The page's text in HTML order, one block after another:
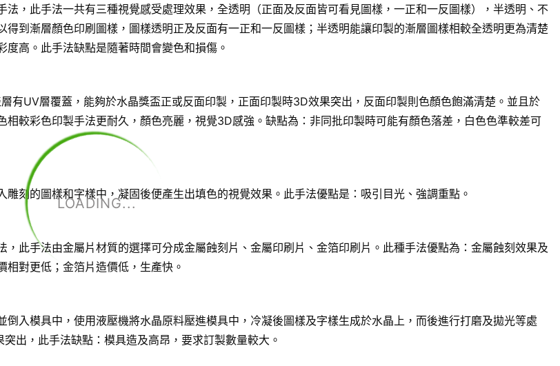
LOADING...
，此手法一共有三種視覺感受處理效果，全透明（正面及反面皆可看見圖樣，一正和一反圖樣），半透明、不
到漸層顏色印刷圖樣，圖樣透明正及反面有一正和一反圖樣；半透明能讓印製的漸層圖樣相較全透明更為清楚
高。此手法缺點是隨著時間會變色和損傷。
有UV層覆蓋，能夠於水晶獎盃正或反面印製，正面印製時3D效果突出，反面印製則色顏色飽滿清楚。並且於
較彩色印製手法更耐久，顏色亮麗，視覺3D感強。缺點為：非同批印製時可能有顏色落差，白色色準較差可
刻的圖樣和字樣中，凝固後便產生出填色的視覺效果。此手法優點是：吸引目光、強調重點。
此手法由金屬片材質的選擇可分成金屬蝕刻片、金屬印刷片、金箔印刷片。此種手法優點為：金屬蝕刻效果及
對更低；金箔片造價低，生產快。
入模具中，使用液壓機將水晶原料壓進模具中，冷凝後圖樣及字樣生成於水晶上，而後進行打磨及拋光等處
出，此手法缺點：模具造及高昂，要求訂製數量較大。